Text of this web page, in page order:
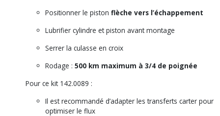
Positionner le piston flèche vers l’échappement
Lubrifier cylindre et piston avant montage
Serrer la culasse en croix
Rodage : 500 km maximum à 3/4 de poignée
Pour ce kit 142.0089 :
Il est recommandé d’adapter les transferts carter pour
optimiser le flux